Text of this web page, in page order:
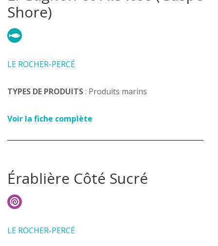
Shore)
LE ROCHER-PERCÉ
TYPES DE PRODUITS: Produits marins
Voir la fiche complète
Érablière Côté Sucré
LE ROCHER-PERCÉ